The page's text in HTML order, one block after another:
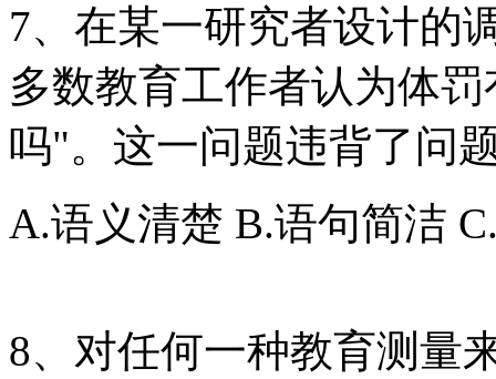
7、在某一研究者设计的
多数教育工作者认为体
吗"。这一问题违背了问
A.语义清楚 B.语句简洁
8、对任何一种教育测量